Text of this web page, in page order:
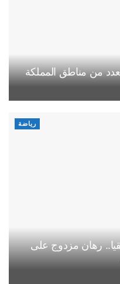
من مناطق المملكة
رياضة
رهان مزدوج على